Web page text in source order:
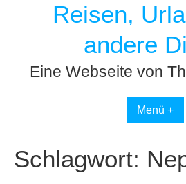
Reisen,
andere
Eine Webseite von
Menü +
Schlagwort: